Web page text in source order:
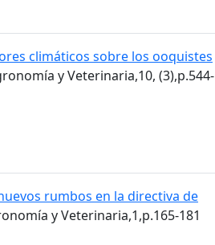
climáticos sobre los ooquistes
y Veterinaria,10, (3),p.544-
rumbos en la directiva de
y Veterinaria,1,p.165-181